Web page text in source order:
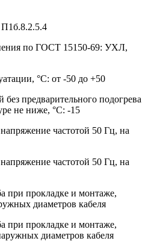
по ГОСТ 15150-69: УХЛ,
°С: от -50 до +50
предварительного подогрева
не ниже, °С: -15
частотой 50 Гц, на
частотой 50 Гц, на
при прокладке и монтаже,
диаметров кабеля
при прокладке и монтаже,
диаметров кабеля